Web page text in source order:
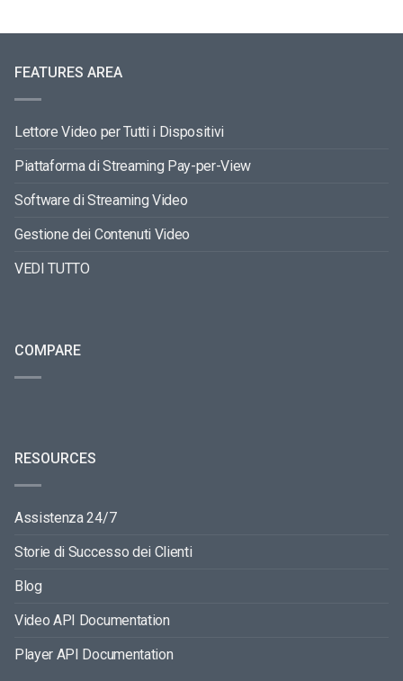
FEATURES AREA
Lettore Video per Tutti i Dispositivi
Piattaforma di Streaming Pay-per-View
Software di Streaming Video
Gestione dei Contenuti Video
VEDI TUTTO
COMPARE
RESOURCES
Assistenza 24/7
Storie di Successo dei Clienti
Blog
Video API Documentation
Player API Documentation